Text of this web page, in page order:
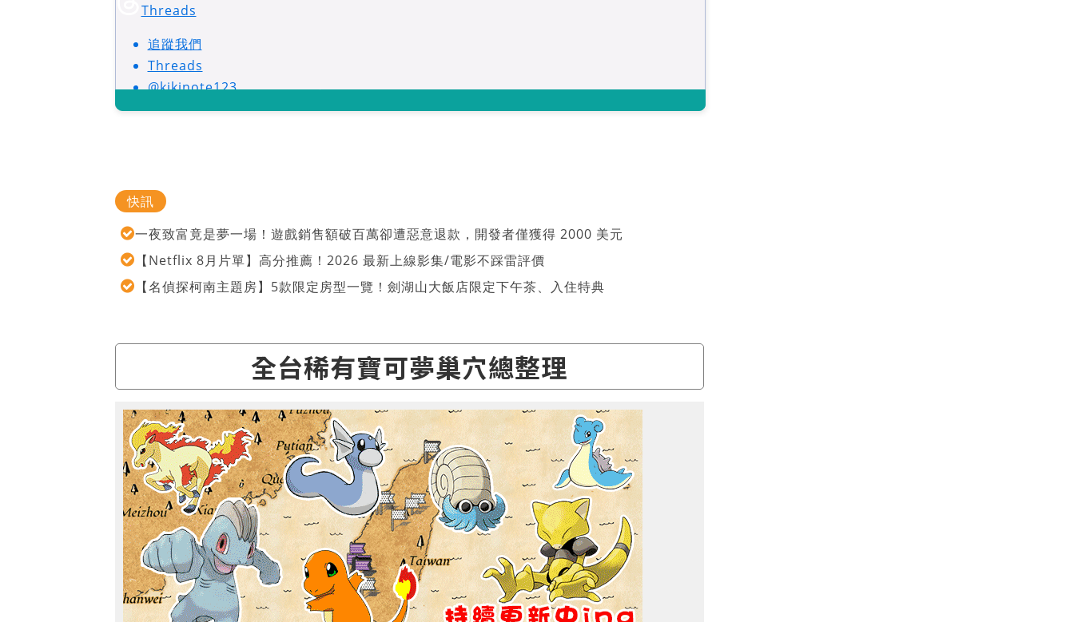
Threads
追蹤我們
Threads
@kikinote123
快訊
一夜致富竟是夢一場！遊戲銷售額破百萬卻遭惡意退款，開發者僅獲得 2000 美元
【Netflix 8月片單】高分推薦！2026 最新上線影集/電影不踩雷評價
【名偵探柯南主題房】5款限定房型一覽！劍湖山大飯店限定下午茶、入住特典
全台稀有寶可夢巢穴總整理